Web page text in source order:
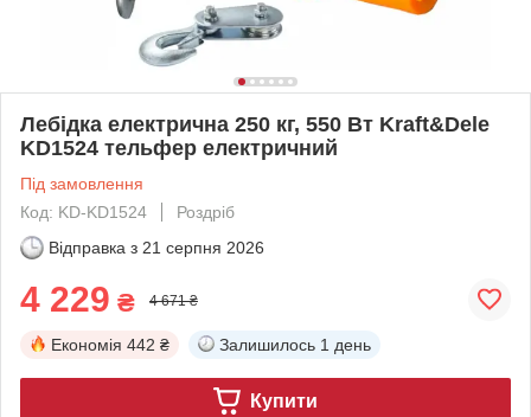
Лебідка електрична 250 кг, 550 Вт Kraft&Dele
KD1524 тельфер електричний
Під замовлення
Код: KD-KD1524
Роздріб
Відправка з 21 серпня 2026
4 229 ₴ 4 671 ₴
Економія 442 ₴ Залишилось 1 день
Купити